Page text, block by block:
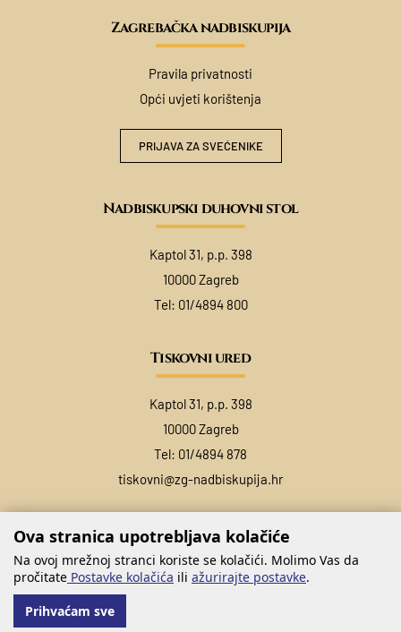
Zagrebačka nadbiskupija
Pravila privatnosti
Opći uvjeti korištenja
PRIJAVA ZA SVEĆENIKE
Nadbiskupski duhovni stol
Kaptol 31, p.p. 398
10000 Zagreb
Tel: 01/4894 800
Tiskovni ured
Kaptol 31, p.p. 398
10000 Zagreb
Tel: 01/4894 878
tiskovni@zg-nadbiskupija.hr
Ova stranica upotrebljava kolačiće
Na ovoj mrežnoj stranci koriste se kolačići. Molimo Vas da
pročitate Postavke kolačića ili ažurirajte postavke.
Prihvaćam sve